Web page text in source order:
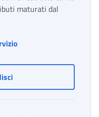
maturati dal
Estratto Conto Visuale